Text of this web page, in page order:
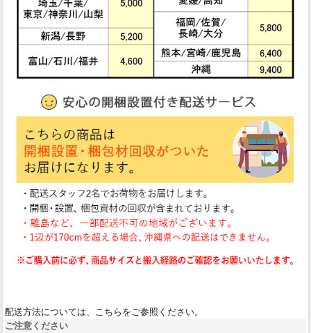
配送方法については、こちらをご参照ください。
ご注意ください